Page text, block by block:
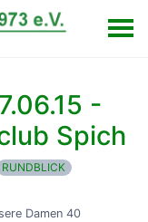
-
Spich
RUNDBLICK
Damen 40